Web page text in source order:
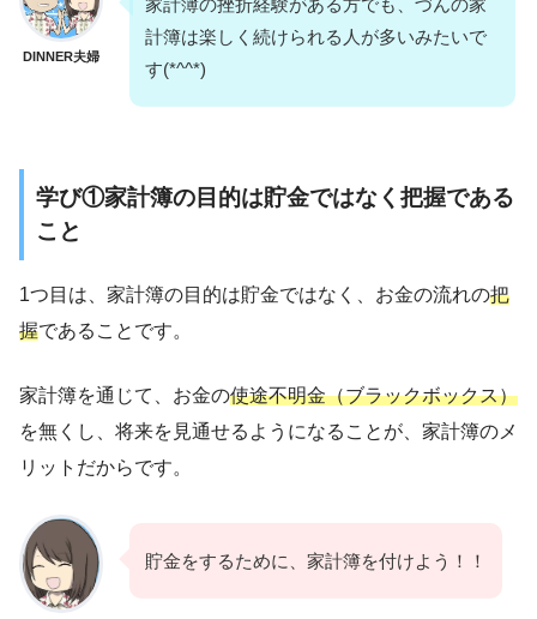
DINNER夫婦
家計簿の挫折経験がある方でも、づんの家
計簿は楽しく続けられる人が多いみたいで
す(*^^*)
学び①家計簿の目的は貯金ではなく把握である
こと
1つ目は、家計簿の目的は貯金ではなく、お金の流れの把
握であることです。
家計簿を通じて、お金の使途不明金（ブラックボックス）
を無くし、将来を見通せるようになることが、家計簿のメ
リットだからです。
貯金をするために、家計簿を付けよう！！